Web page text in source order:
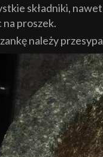
składniki,
na proszek.
należy